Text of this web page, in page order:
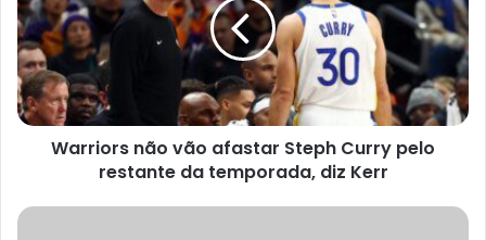
Warriors não vão afastar Steph Curry pelo
restante da temporada, diz Kerr